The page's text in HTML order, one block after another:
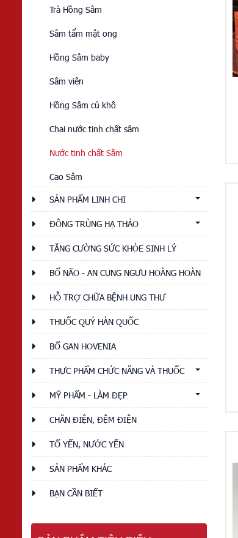
Trà Hồng Sâm
Sâm tẩm mật ong
Hồng Sâm baby
Sâm viên
Hồng Sâm củ khô
Chai nước tinh chất sâm
Nước tinh chất Sâm
Cao Sâm
SẢN PHẨM LINH CHI
ĐÔNG TRÙNG HẠ THẢO
TĂNG CƯỜNG SỨC KHỎE SINH LÝ
BỔ NÃO - AN CUNG NGƯU HOÀNG HOÀN
HỖ TRỢ CHỮA BỆNH UNG THƯ
THUỐC QUÝ HÀN QUỐC
BỔ GAN HOVENIA
THỰC PHẨM CHỨC NĂNG VÀ THUỐC
MỸ PHẨM - LÀM ĐẸP
CHĂN ĐIỆN, ĐỆM ĐIỆN
TỔ YẾN, NƯỚC YẾN
SẢN PHẨM KHÁC
BẠN CẦN BIẾT